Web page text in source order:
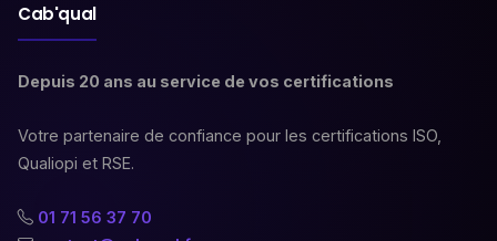
Cab'qual
Depuis 20 ans au service de vos certifications
Votre partenaire de confiance pour les certifications ISO,
Qualiopi et RSE.
01 71 56 37 70